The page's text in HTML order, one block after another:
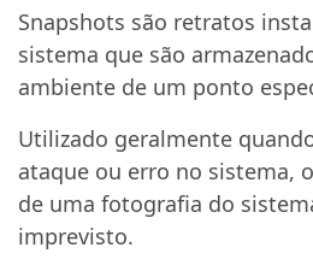
Snapshots são retratos
sistema que são
ambiente de um ponto
Utilizado geralmente
ataque ou erro no sistema,
de uma fotografia do
imprevisto.